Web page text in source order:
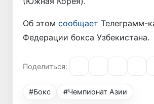
Об этом сообщает Телеграмм-
Федерации бокса Узбекистана.
Поделиться:
#Бокс #Чемпионат Азии